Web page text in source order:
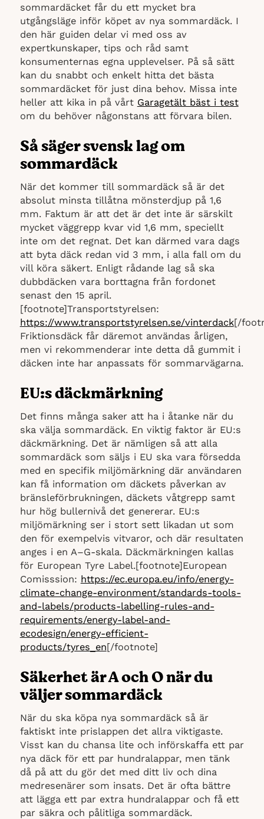
sommardäcket får du ett mycket bra
utgångsläge inför köpet av nya sommardäck. I
den här guiden delar vi med oss av
expertkunskaper, tips och råd samt
konsumenternas egna upplevelser. På så sätt
kan du snabbt och enkelt hitta det bästa
sommardäcket för just dina behov. Missa inte
heller att kika in på vårt Garagetält bäst i test
om du behöver någonstans att förvara bilen.
Så säger svensk lag om
sommardäck
När det kommer till sommardäck så är det
absolut minsta tillåtna mönsterdjup på 1,6
mm. Faktum är att det är det inte är särskilt
mycket väggrepp kvar vid 1,6 mm, speciellt
inte om det regnat. Det kan därmed vara dags
att byta däck redan vid 3 mm, i alla fall om du
vill köra säkert. Enligt rådande lag så ska
dubbdäcken vara borttagna från fordonet
senast den 15 april.
[footnote]Transportstyrelsen:
https://www.transportstyrelsen.se/vinterdack[/
Friktionsdäck får däremot användas årligen,
men vi rekommenderar inte detta då gummit i
däcken inte har anpassats för sommarvägarna.
EU:s däckmärkning
Det finns många saker att ha i åtanke när du
ska välja sommardäck. En viktig faktor är EU:s
däckmärkning. Det är nämligen så att alla
sommardäck som säljs i EU ska vara försedda
med en specifik miljömärkning där användaren
kan få information om däckets påverkan av
bränsleförbrukningen, däckets våtgrepp samt
hur hög bullernivå det genererar. EU:s
miljömärkning ser i stort sett likadan ut som
den för exempelvis vitvaror, och där resultaten
anges i en A–G-skala. Däckmärkningen kallas
för European Tyre Label.[footnote]European
Comisssion: https://ec.europa.eu/info/energy-
climate-change-environment/standards-tools-
and-labels/products-labelling-rules-and-
requirements/energy-label-and-
ecodesign/energy-efficient-
products/tyres_en[/footnote]
Säkerhet är A och O när du
väljer sommardäck
När du ska köpa nya sommardäck så är
faktiskt inte prislappen det allra viktigaste.
Visst kan du chansa lite och införskaffa ett par
nya däck för ett par hundralappar, men tänk
då på att du gör det med ditt liv och dina
medresenärer som insats. Det är ofta bättre
att lägga ett par extra hundralappar och få ett
par säkra och pålitliga sommardäck.